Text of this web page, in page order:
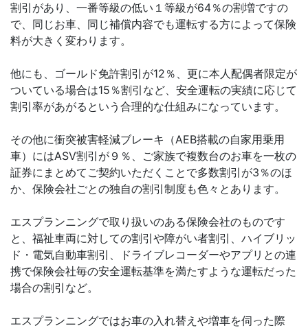
割引があり、一番等級の低い１等級が64％の割増ですの
で、同じお車、同じ補償内容でも運転する方によって保険
料が大きく変わります。
他にも、ゴールド免許割引が12％、更に本人配偶者限定が
ついている場合は15％割引など、安全運転の実績に応じて
割引率があがるという合理的な仕組みになっています。
その他に衝突被害軽減ブレーキ（AEB搭載の自家用乗用
車）にはASV割引が９％、ご家族で複数台のお車を一枚の
証券にまとめてご契約いただくことで多数割引が3％のほ
か、保険会社ごとの独自の割引制度も色々とあります。
エスプランニングで取り扱いのある保険会社のものです
と、福祉車両に対しての割引や障がい者割引、ハイブリッ
ド・電気自動車割引、ドライブレコーダーやアプリとの連
携で保険会社毎の安全運転基準を満たすような運転だった
場合の割引など。
エスプランニングではお車の入れ替えや増車を伺った際